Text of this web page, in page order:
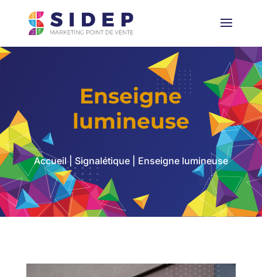
Enseigne
lumineuse
Accueil|Signalétique| Enseigne lumineuse